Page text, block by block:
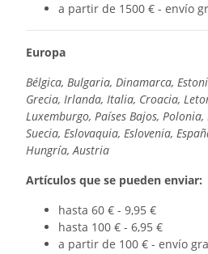
a partir de 1500 € - envío
Europa
Bélgica, Bulgaria, Dinamarca,
Grecia, Irlanda, Italia, Croacia,
Luxemburgo, Países Bajos,
Suecia, Eslovaquia, Eslovenia,
Hungría, Austria
Artículos que se pueden enviar:
hasta 60 € - 9,95 €
hasta 100 € - 6,95 €
a partir de 100 € - envío